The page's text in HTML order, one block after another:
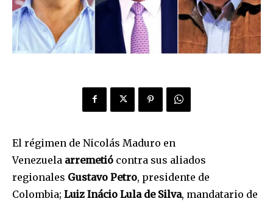
El régimen de Nicolás Maduro en
Venezuela arremetió contra sus aliados
regionales Gustavo Petro, presidente de
Colombia; Luiz Inácio Lula de Silva, mandatario de